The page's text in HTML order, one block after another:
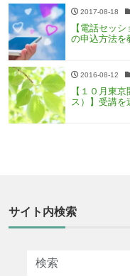
2017-08-18
【電話セッ
の申込方法を
2016-08-12
【１０月東
ス）】受講を
サイト内検索